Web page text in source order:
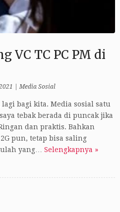
VC TC PC PM di
|Media Sosial
bagi kita. Media sosial satu
tebak berada di puncak jika
dan praktis. Bahkan
pun, tetap bisa saling
yang… Selengkapnya »